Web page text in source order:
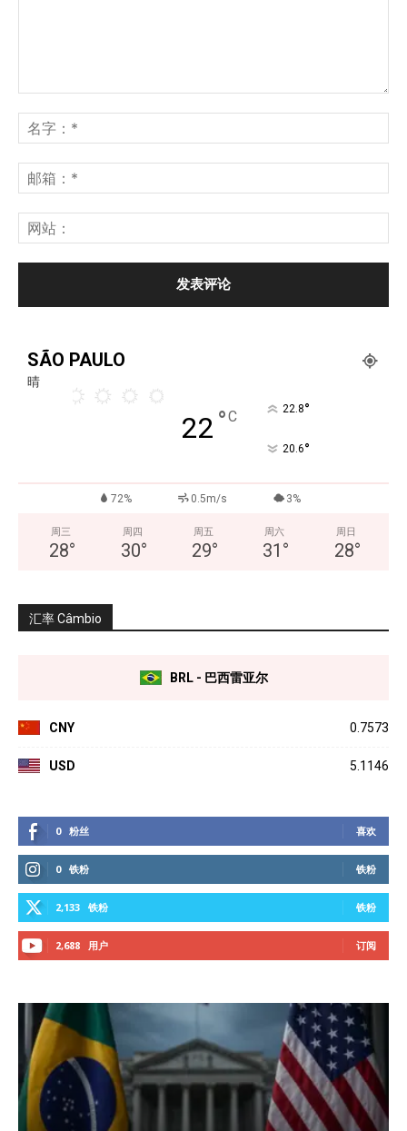
SÃO PAULO
晴
22 °C 22.8°
20.6°
72% 0.5m/s 3%
周三
28°
周四
30°
周五
29°
周六
31 °
周日
28°
汇率 Câmbio
BRL - 巴西雷亚尔
CNY 0.7573
USD 5.1146
0 粉丝 喜欢
0 铁粉 铁粉
2,133 铁粉 铁粉
2,688 用户 订阅